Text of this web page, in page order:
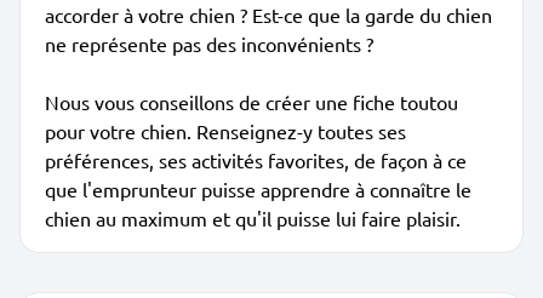
accorder à votre chien ? Est-ce que la garde du chien
ne représente pas des inconvénients ?
Nous vous conseillons de créer une fiche toutou
pour votre chien. Renseignez-y toutes ses
préférences, ses activités favorites, de façon à ce
que l'emprunteur puisse apprendre à connaître le
chien au maximum et qu'il puisse lui faire plaisir.